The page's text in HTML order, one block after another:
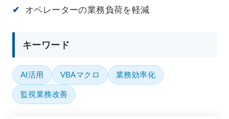
オペレーターの業務負荷を軽減
キーワード
AI活用 VBAマクロ 業務効率化
監視業務改善